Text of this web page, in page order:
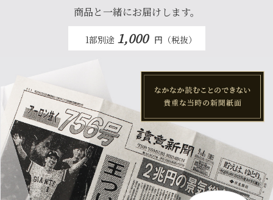
商品と一緒にお届けします。
1部別途 1,000 円（税抜）